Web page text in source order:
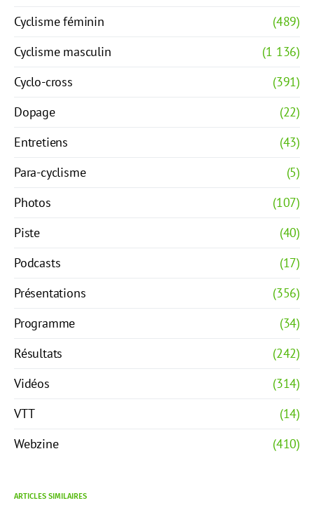
Cyclisme féminin
(489)
Cyclisme masculin
(1 136)
Cyclo-cross
(391)
Dopage
(22)
Entretiens
(43)
Para-cyclisme
(5)
Photos
(107)
Piste
(40)
Podcasts
(17)
Présentations
(356)
Programme
(34)
Résultats
(242)
Vidéos
(314)
VTT
(14)
Webzine
(410)
ARTICLES SIMILAIRES